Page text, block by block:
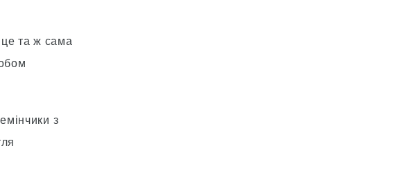
та ж сама
з